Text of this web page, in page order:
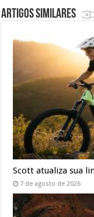
Artigos similares
Scott atualiza sua
7 de agosto de 2026